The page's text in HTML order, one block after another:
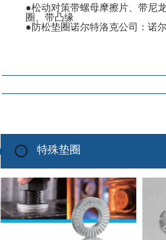
●松动对策带螺母摩擦片、带尼
圈、带凸缘
●防松垫圈诺尔特洛克公司：诺
特殊垫圈
⚪